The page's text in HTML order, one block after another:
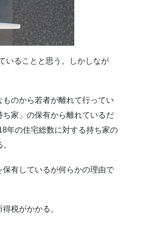
いることと思う。しかしなが
のから若者が離れて行ってい
家」の保有から離れているだ
年の住宅総数に対する持ち家の
有しているが何らかの理由で
税がかかる。